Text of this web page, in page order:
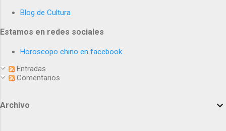
Blog de Cultura
Estamos en redes sociales
Horoscopo chino en facebook
Entradas
Comentarios
Archivo